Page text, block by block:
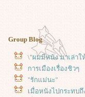
Group Blog
\"ผมมีหนัง มาเล่าใ
การเมืองเรื่องชิวๆ
"รักแม่นะ"
เมื่อหนังไปกระทบ